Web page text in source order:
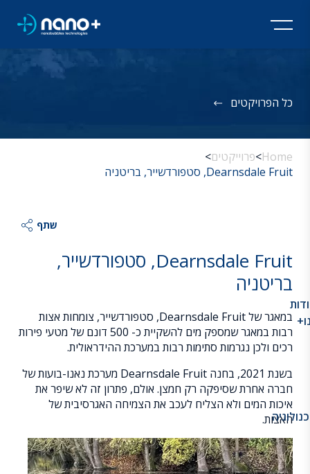
כל הפרויקטים
Home
>פרוייקטים>
Dearnsdale Fruit, סטפורדשייר, בריטניה
שתף
Dearnsdale Fruit, סטפורדשייר,
בריטניה
במאגר של Dearnsdale Fruit, סטפורדשייר, צומחות אצות
רבות במאגר שמספק מים להשקיית כ- 500 דונם של מטעי פירות
רכים ולכן נגרמות סתימות רבות במערכת ההידראולית.
בשנת 2021, בחנה Dearnsdale Fruit מערכת נאנו-בועות של
חברה אחרת שסיפקה רק חמצן. אולם, פתרון זה לא שיפר את
איכות המים ולא הצליח לעכב את הצמיחה האגרסיבית של
האצות.